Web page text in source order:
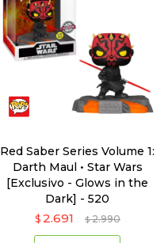
Red Saber Series Volume 1:
Darth Maul • Star Wars
[Exclusivo - Glows in the
Dark] - 520
$ 2.691 $ 2.990